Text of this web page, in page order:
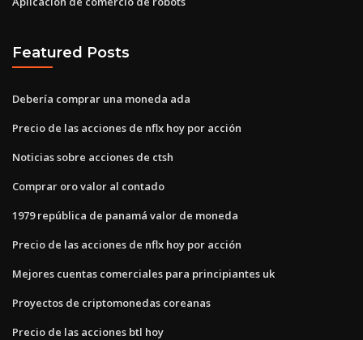
Featured Posts
Debería comprar una moneda ada
Precio de las acciones de nflx hoy por acción
Noticias sobre acciones de ctsh
Comprar oro valor al contado
1979 república de panamá valor de moneda
Precio de las acciones de nflx hoy por acción
Mejores cuentas comerciales para principiantes uk
Proyectos de criptomonedas coreanas
Precio de las acciones btl hoy